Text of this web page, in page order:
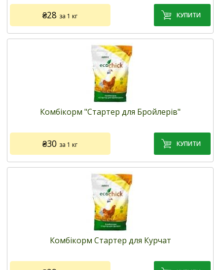
Упаковка:
паперовий пакет, 10 кг
В наявності
ЗАМОВИТИ!
₴28 за 1 кг
Завод комбікормів «AGRO-V» (Україна)
для відгодівлі домашніх птахів з 0 й до 45
Упаковка:
поліпропіленовий пакет,10, 25 кг
Є в наявності
ЗАМОВИТИ!
Комбікорм "Стартер для Бройлерів"
₴30 за 1 кг
Завод комбікормів «AGRO-V» (Україна)
для відгодівлі бройлерів в період з 0 до 21
Упаковка:
паперовий пакет,10, 25 кг
Комбікорм Стартер для Курчат